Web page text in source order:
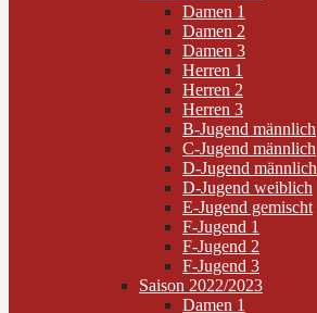
Damen 1
Damen 2
Damen 3
Herren 1
Herren 2
Herren 3
B-Jugend männlich
C-Jugend männlich
D-Jugend männlich
D-Jugend weiblich
E-Jugend gemischt
F-Jugend 1
F-Jugend 2
F-Jugend 3
Saison 2022/2023
Damen 1